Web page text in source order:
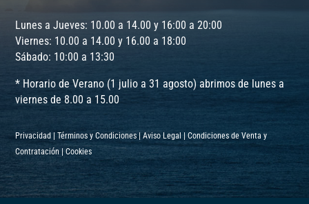
Lunes a Jueves: 10.00 a 14.00 y 16:00 a 20:00
Viernes: 10.00 a 14.00 y 16.00 a 18:00
Sábado: 10:00 a 13:30
* Horario de Verano (1 julio a 31 agosto) abrimos de lunes a
viernes de 8.00 a 15.00
Privacidad |Términos y Condiciones|Aviso Legal |Condiciones de Venta y
Contratación |Cookies